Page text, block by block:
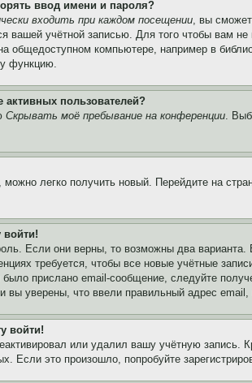
ввод имени и пароля?
входить при каждом посещении, вы
вашей учётной записью. Для того чтобы вам
общедоступном компьютере, например в
функцию.
пользователей?
Скрывать моё пребывание на конференции.
можно легко получить новый. Перейдите на
войти!
Если они верны, то возможны два
требуется, чтобы все новые учётные
прислано email-сообщение, следуйте
уверены, что ввели правильный адрес email,
войти!
или удалил вашу учётную
это произошло, попробуйте